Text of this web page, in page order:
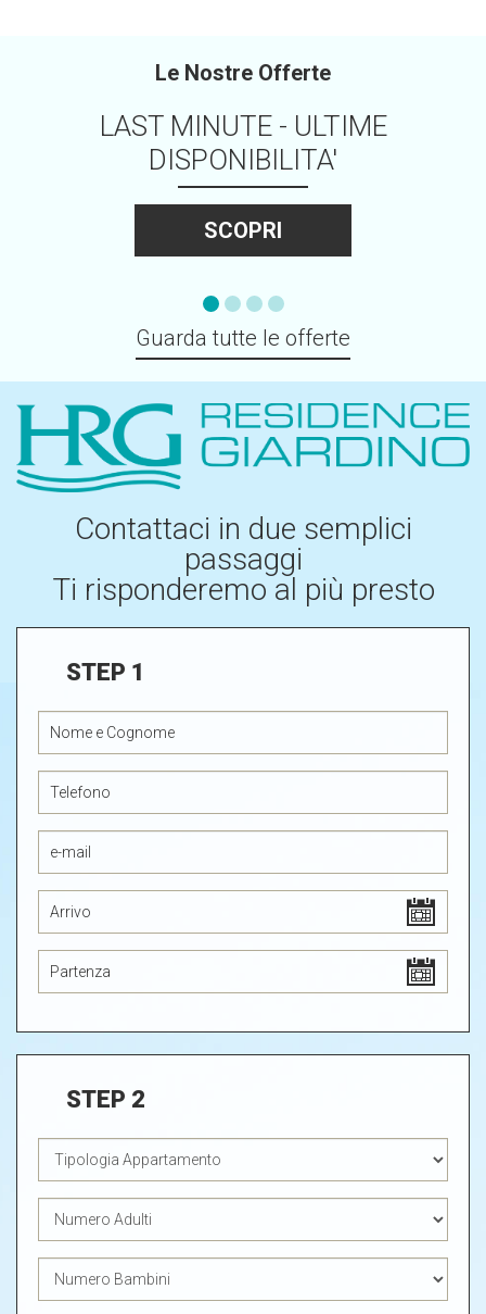
Le Nostre Offerte
LAST MINUTE - ULTIME
DISPONIBILITA'
SCOPRI
Guarda tutte le offerte
Contattaci in due semplici
passaggi
Ti risponderemo al più presto
STEP 1
STEP 2